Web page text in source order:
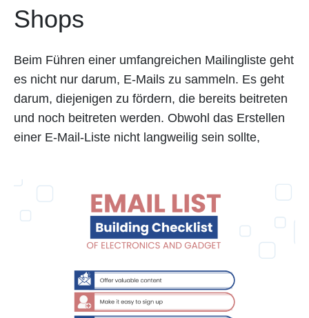
Shops
Beim Führen einer umfangreichen Mailingliste geht
es nicht nur darum, E-Mails zu sammeln. Es geht
darum, diejenigen zu fördern, die bereits beitreten
und noch beitreten werden. Obwohl das Erstellen
einer E-Mail-Liste nicht langweilig sein sollte,